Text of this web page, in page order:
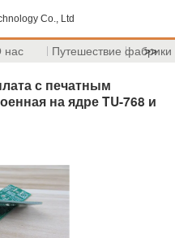
Co., Ltd
нас Путешествие фабрики
>>
с печатным
на ядре TU-768 и